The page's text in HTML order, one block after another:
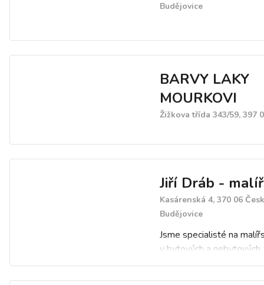
Budějovice
BARVY LAKY
MOURKOVI
Žižkova třída 343/59, 397
Jiří Dráb -
Kasárenská 4, 370 06
Budějovice
Jsme specialisté na
v bytových a nebytových
prostorách, nátěry
oken, fládrování. Dále se